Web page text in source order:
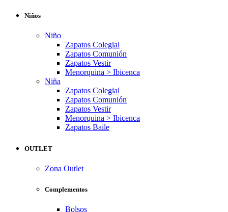
Niños
Niño
Zapatos Colegial
Zapatos Comunión
Zapatos Vestir
Menorquina > Ibicenca
Niña
Zapatos Colegial
Zapatos Comunión
Zapatos Vestir
Menorquina > Ibicenca
Zapatos Baile
OUTLET
Zona Outlet
Complementos
Bolsos